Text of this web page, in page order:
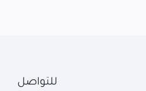
للتواصل